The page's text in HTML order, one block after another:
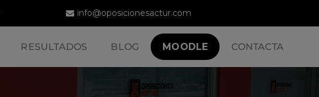
info@oposicionesactur.com
RESULTADOS BLOG MOODLE CONTACTA